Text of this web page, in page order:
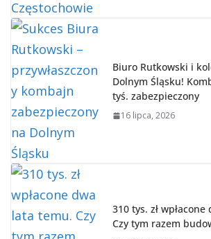
Biuro Rutkowski i
Dolnym Śląsku!
tyś. zabezpieczony
16 lipca, 2026
310 tys. zł
Czy tym razem